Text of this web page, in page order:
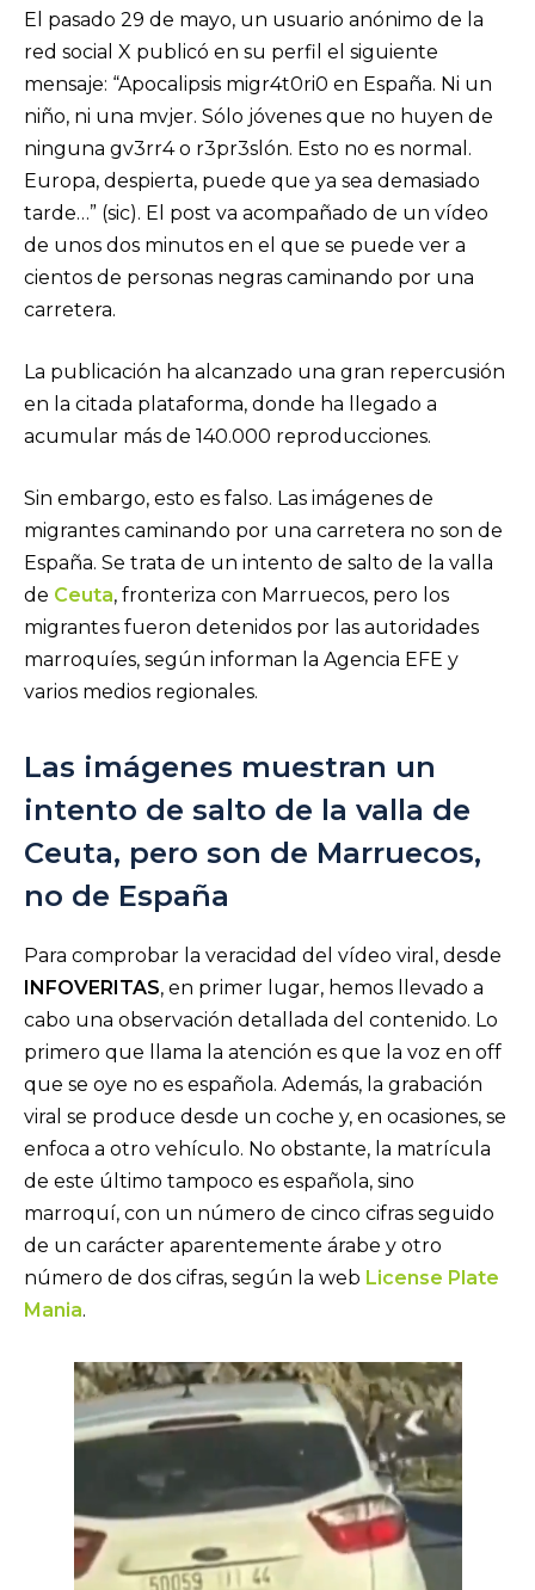
El pasado 29 de mayo, un usuario anónimo de la
red social X publicó en su perfil el siguiente
mensaje: “Apocalipsis migr4t0ri0 en España. Ni un
niño, ni una mvjer. Sólo jóvenes que no huyen de
ninguna gv3rr4 o r3pr3slón. Esto no es normal.
Europa, despierta, puede que ya sea demasiado
tarde…” (sic). El post va acompañado de un vídeo
de unos dos minutos en el que se puede ver a
cientos de personas negras caminando por una
carretera.
La publicación ha alcanzado una gran repercusión
en la citada plataforma, donde ha llegado a
acumular más de 140.000 reproducciones.
Sin embargo, esto es falso. Las imágenes de
migrantes caminando por una carretera no son de
España. Se trata de un intento de salto de la valla
de Ceuta, fronteriza con Marruecos, pero los
migrantes fueron detenidos por las autoridades
marroquíes, según informan la Agencia EFE y
varios medios regionales.
Las imágenes muestran un
intento de salto de la valla de
Ceuta, pero son de Marruecos,
no de España
Para comprobar la veracidad del vídeo viral, desde
INFOVERITAS, en primer lugar, hemos llevado a
cabo una observación detallada del contenido. Lo
primero que llama la atención es que la voz en off
que se oye no es española. Además, la grabación
viral se produce desde un coche y, en ocasiones, se
enfoca a otro vehículo. No obstante, la matrícula
de este último tampoco es española, sino
marroquí, con un número de cinco cifras seguido
de un carácter aparentemente árabe y otro
número de dos cifras, según la web License Plate
Mania.